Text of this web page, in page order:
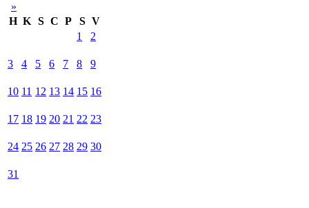
»
H K S C P S V
1
2
3 4 5 6 7 8 9
10 11 12 13 14 15 16
17 18 19 20 21 22 23
24 25 26 27 28 29 30
31